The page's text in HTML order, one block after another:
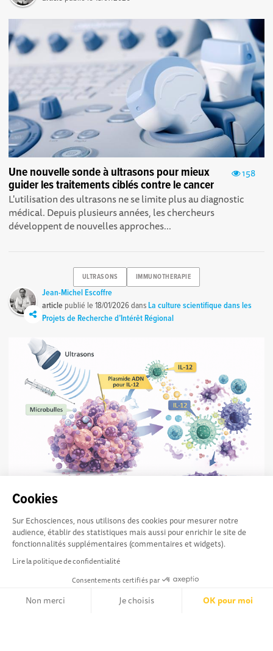
Cookies
Sur Echosciences, nous utilisons des cookies pour mesurer notre
audience, établir des statistiques mais aussi pour enrichir le site de
fonctionnalités supplémentaires (commentaires et widgets).
Lire la politique de confidentialité
Consentements certifiés par
Non merci Je choisis OK pour moi
158
Une nouvelle sonde à ultrasons pour mieux
guider les traitements ciblés contre le cancer
L'utilisation des ultrasons ne se limite plus au diagnostic
médical. Depuis plusieurs années, les chercheurs
développent de nouvelles approches...
ULTRASONS IMMUNOTHERAPIE
Jean-Michel Escoffre
article publié le18/01/2026dansLa culture scientifique dans les
Projets de Recherche d’Intérêt Régional
Quand les ultrasons aident le système
immunitaire à lutter contre le cancer
Et si des ultrasons pouvaient aider notre système
immunitaire à mieux combattre le cancer ? C’est le pari du
projet de recherche IRIS, récemment...